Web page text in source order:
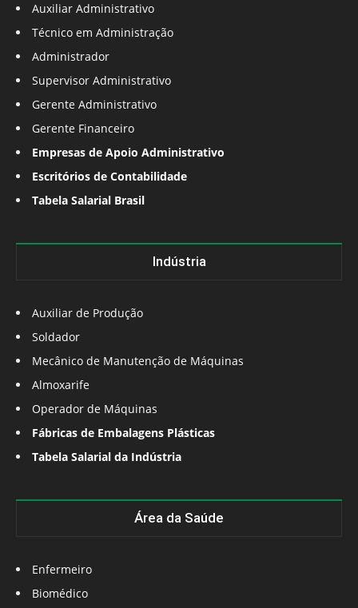
Auxiliar Administrativo
Técnico em Administração
Administrador
Supervisor Administrativo
Gerente Administrativo
Gerente Financeiro
Empresas de Apoio Administrativo
Escritórios de Contabilidade
Tabela Salarial Brasil
Indústria
Auxiliar de Produção
Soldador
Mecânico de Manutenção de Máquinas
Almoxarife
Operador de Máquinas
Fábricas de Embalagens Plásticas
Tabela Salarial da Indústria
Área da Saúde
Enfermeiro
Biomédico